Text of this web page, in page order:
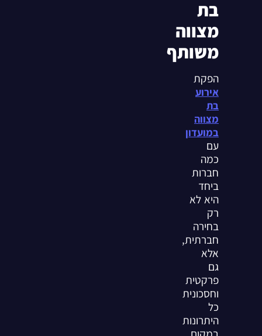
בת
מצווה
משותף
הפקת
אירוע
בת
מצווה
במועדון
עם
כמה
חברות
ביחד
היא לא
רק
בחירה
חברתית,
אלא
גם
פרקטית
וחסכונית
כל
היתרונות